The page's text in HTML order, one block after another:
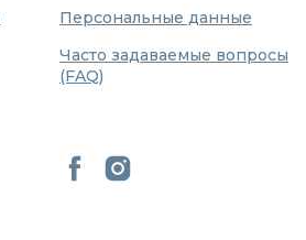
Персональные данные
Часто задаваемые вопросы
(FAQ)